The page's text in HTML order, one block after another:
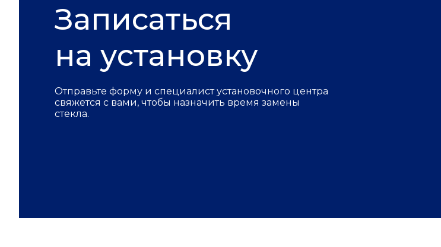
Записаться
на установку
Отправьте форму и специалист установочного центра
свяжется с вами, чтобы назначить время замены
стекла.